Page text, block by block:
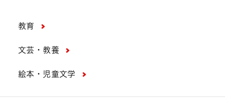
教育
文芸・教養
絵本・児童文学